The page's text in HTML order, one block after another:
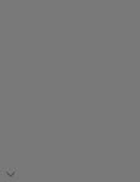
Zmień miasto